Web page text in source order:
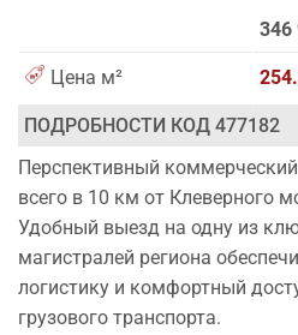
346
Цена м²
ПОДРОБНОСТИ КОД 477182
Перспективный
всего в 10 км от Клеверного
Удобный выезд на одну из
магистралей региона
логистику и комфортный
грузового транспорта.